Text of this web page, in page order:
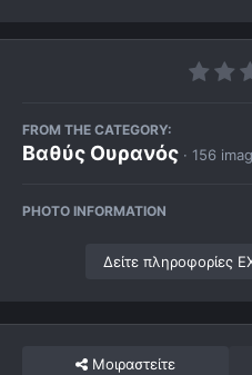
FROM THE CATEGORY:
Βαθύς Ουρανός · 156
PHOTO INFORMATION
Δείτε πληροφορίες
Μοιραστείτε